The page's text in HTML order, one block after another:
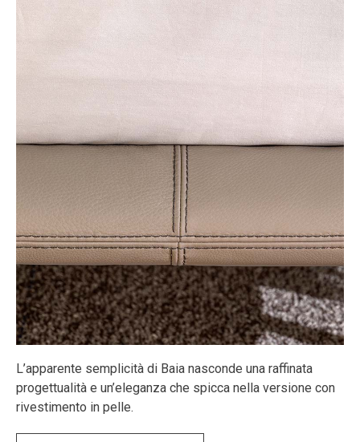
L’apparente semplicità di Baia nasconde una raffinata
progettualità e un’eleganza che spicca nella versione con
rivestimento in pelle.